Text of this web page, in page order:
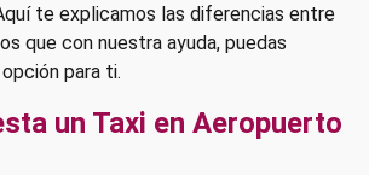
te explicamos las diferencias entre
que con nuestra ayuda, puedas
para ti.
un Taxi en Aeropuerto